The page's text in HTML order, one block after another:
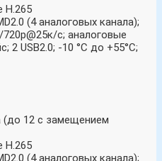
H.265
(4 аналоговых канала);
с; аналоговые
USB2.0; -10 °C до +55°C;
(до 12 с замещением
H.265
(4 аналоговых канала);